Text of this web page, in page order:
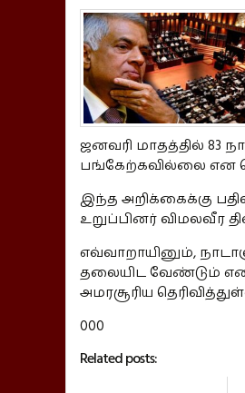
ஜனவரி மாதத்தில் 83
பங்கேற்கவில்லை என
இந்த அறிக்கைக்கு
உறுப்பினர் விமலவீர
எவ்வாறாயினும்,
தலையிட வேண்டும் என
அமரசூரிய
000
Related posts: